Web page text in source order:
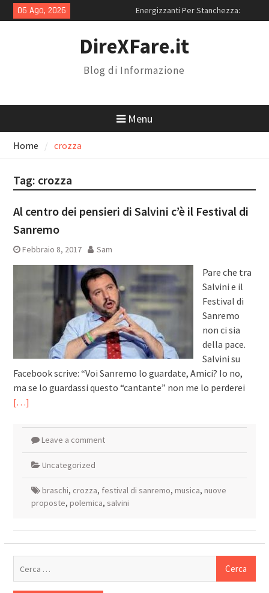
to
06 Ago, 2026
Energizzanti Per Stanchezza:
Quali Sono i Migliori in Assoluto?
Ricondizionati: Perché Scegliere
Magnolia Resort: Location Con
DireXFare.it
Blog di Informazione
Menu
Home crozza
Tag: crozza
Al centro dei pensieri di Salvini c’è il Festival di
Sanremo
Febbraio 8, 2017 Sam
Pare che tra
Salvini e il
Festival di
Sanremo
non ci sia
della pace.
Salvini su
Facebook scrive: “Voi Sanremo lo guardate, Amici? Io no,
ma se lo guardassi questo “cantante” non me lo perderei
[…]
Leave a comment
Uncategorized
braschi, crozza, festival di sanremo, musica, nuove
proposte, polemica, salvini